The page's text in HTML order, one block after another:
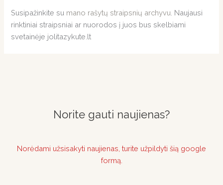
Susipažinkite su mano rašytų straipsnių archyvu . Naujausi
rinktiniai straipsniai ar nuorodos į juos bus skelbiami
svetainėje jolitazykute.lt
Norite gauti naujienas?
Norėdami užsisakyti naujienas, turite užpildyti šią google
formą.